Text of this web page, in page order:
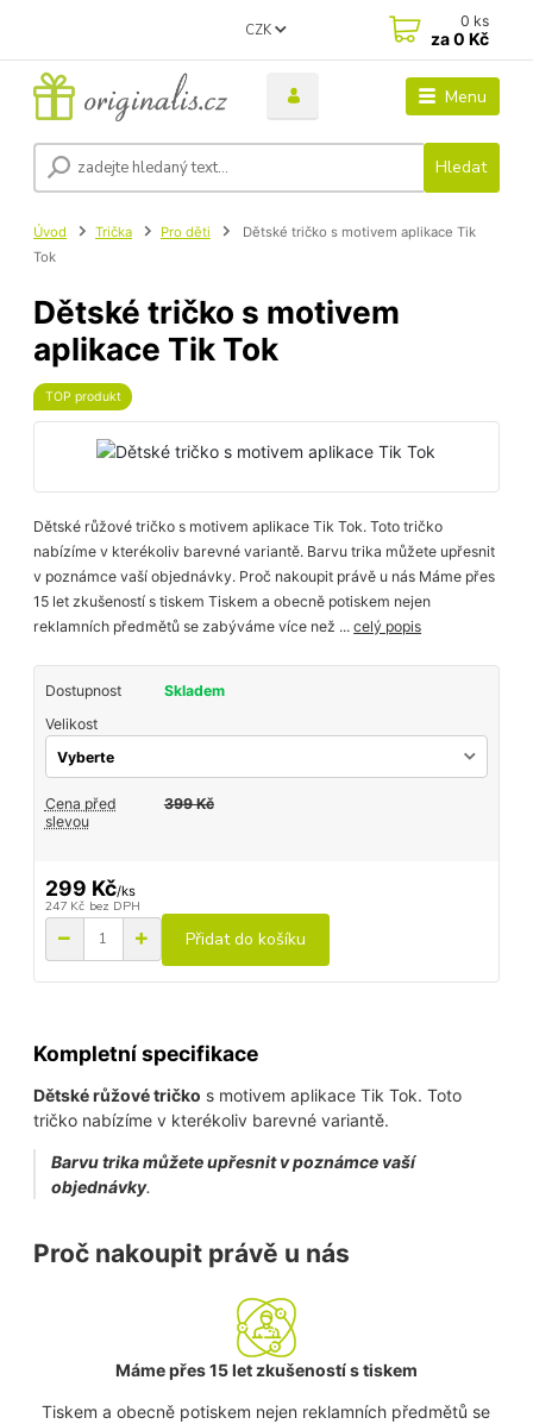
Menu
CZK
Hledat
0 ks
za0 Kč
Úvod Trička Pro děti
Dětské tričko s motivem aplikace Tik
Tok
Dětské tričko s motivem
aplikace Tik Tok
TOP produkt
Dětské růžové tričko s motivem aplikace Tik Tok. Toto tričko
nabízíme v kterékoliv barevné variantě. Barvu trika můžete upřesnit
v poznámce vaší objednávky. Proč nakoupit právě u nás Máme přes
15 let zkušeností s tiskem Tiskem a obecně potiskem nejen
reklamních předmětů se zabýváme více než ...celý popis
Dostupnost
Skladem
Velikost
Cena před
slevou
399 Kč
299 Kč/ks
247 Kč bez DPH
Přidat do košíku
Kompletní specifikace
Dětské růžové tričko s motivem aplikace Tik Tok. Toto
tričko nabízíme v kterékoliv barevné variantě.
Barvu trika můžete upřesnit v poznámce vaší
objednávky.
Proč nakoupit právě u nás
Máme přes 15 let zkušeností s tiskem
Tiskem a obecně potiskem nejen reklamních předmětů se